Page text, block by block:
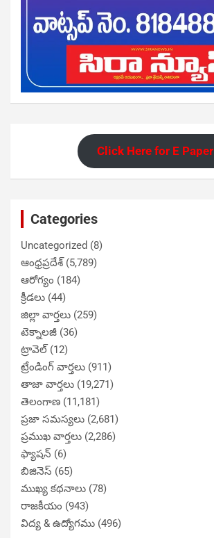
Click Here for E Paper
Categories
Uncategorized (8)
ఆంధ్రప్రదేశ్(5,789)
ఆరోగ్యం (184)
క్రీడలు (44)
జిల్లా వార్తలు (259)
టెక్నాలజీ (36)
ట్రావెల్(12)
ట్రేండింగ్ వార్తలు (911)
తాజా వార్తలు (19,271)
తెలంగాణ (11,181)
ప్రజా సమస్యలు (2,681)
ప్రముఖ వార్తలు (2,286)
ఫ్యాషన్ (6)
బిజినెస్ (65)
ముఖ్య కథనాలు (78)
రాజకీయం (943)
విద్య & ఉద్యోగము (496)